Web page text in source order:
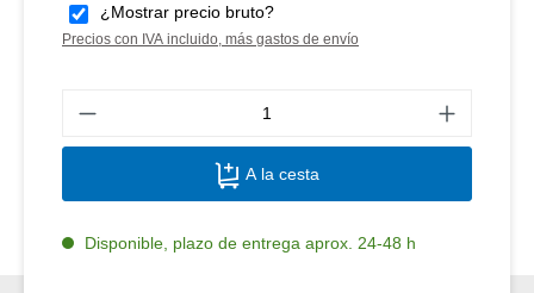
¿Mostrar precio bruto?
Precios con IVA incluido, más gastos de envío
A la cesta
Disponible, plazo de entrega aprox. 24-48 h